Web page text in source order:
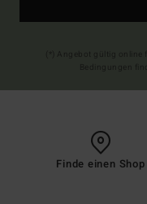
Finde einen Shop